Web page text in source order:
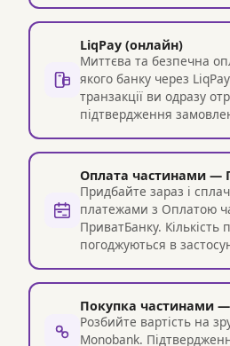
LiqPay (онлайн)
Миттєва та безпечна
якого банку через
транзакції ви одразу
підтвердження
Оплата частинами —
Придбайте зараз і
платежами з Оплатою
ПриватБанку. Кількість
погоджуються в
Покупка частинами
Розбийте вартість на
Monobank.